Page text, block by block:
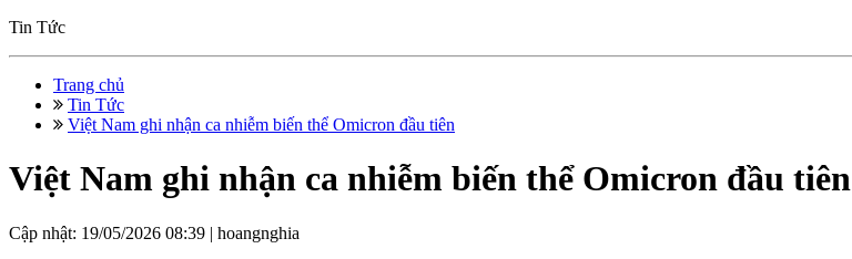
Tin Tức
Trang chủ
Tin Tức
Việt Nam ghi nhận ca nhiễm biến thể Omicron đầu tiên
Việt Nam ghi nhận ca nhiễm biến thể Omicron đầu tiên
Cập nhật: 19/05/2026 08:39 | hoangnghia